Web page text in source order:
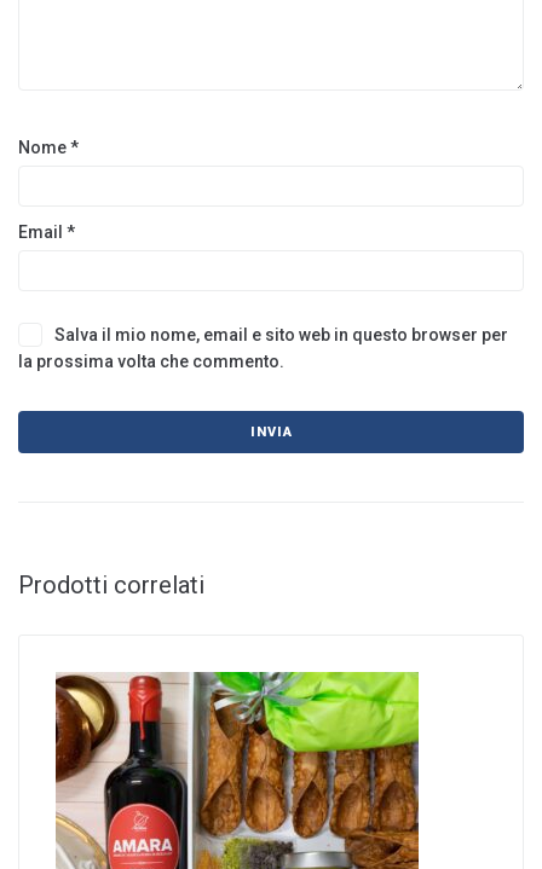
Nome*
Email *
Salva il mio nome, email e sito web in questo browser per
la prossima volta che commento.
Prodotti correlati